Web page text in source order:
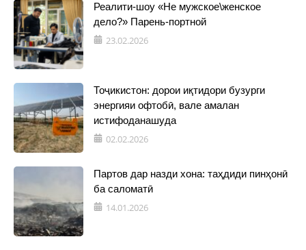
Реалити-шоу «Не мужское\женское
дело?» Парень-портной
23.02.2026
Тоҷикистон: дорои иқтидори бузурги
энергияи офтобӣ, вале амалан
истифоданашуда
02.02.2026
Партов дар назди хона: таҳдиди пинҳонӣ
ба саломатӣ
14.01.2026